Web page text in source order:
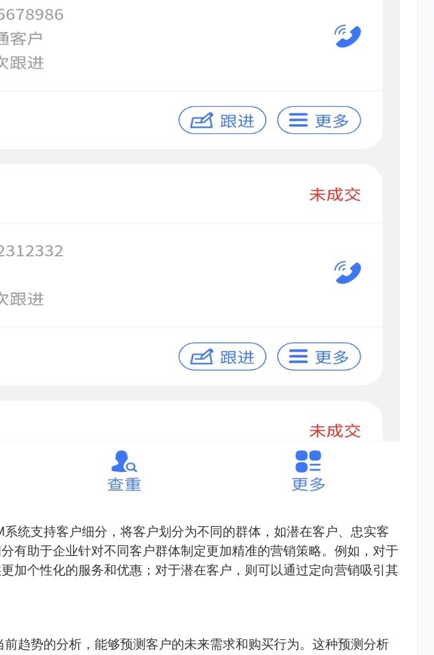
统支持客户细分，将客户划分为不同的群体，如潜在客户、忠实客
有助于企业针对不同客户群体制定更加精准的营销策略。例如，对于
加个性化的服务和优惠；对于潜在客户，则可以通过定向营销吸引其
趋势的分析，能够预测客户的未来需求和购买行为。这种预测分析